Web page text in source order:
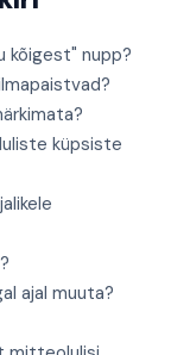
kõigest" nupp?
küpsiste
ajal muuta?